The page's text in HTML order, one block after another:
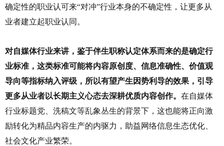
确定性的职业认可来“对冲”行业本身的不确定性，让更多从
业者建立起职业认同。
对自媒体行业来讲，鉴于伴生职称认定体系而来的是确定行
业标准，这类标准可能将内容原创度、信息准确性、价值观
导向等指标纳入评级，所以有望产生因势利导的效果，引导
更多从业者以长期主义心态去深耕优质内容创作。 在自媒体
行业标题党、洗稿文等乱象丛生的背景下，这也能将正向激
励转化为精品内容生产的内驱力，助益网络信息生态优化、
社会文化产业繁荣。